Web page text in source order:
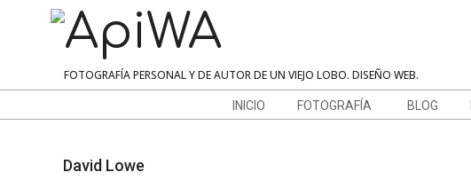
ApiWA
FOTOGRAFÍA PERSONAL Y DE AUTOR DE UN VIEJO LOBO. DISEÑO WEB.
Menu
INICIO FOTOGRAFÍA BLOG
David Lowe